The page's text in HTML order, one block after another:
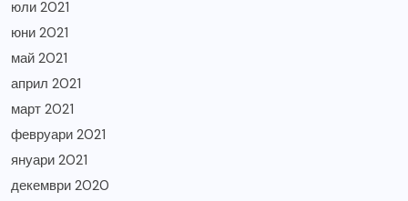
юли 2021
юни 2021
май 2021
април 2021
март 2021
февруари 2021
януари 2021
декември 2020